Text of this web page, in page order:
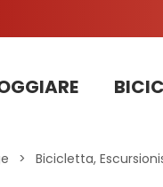
> Bicicletta,